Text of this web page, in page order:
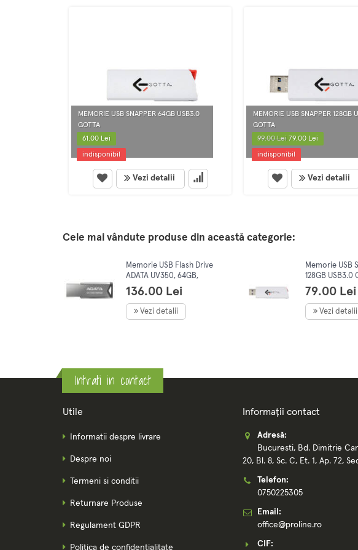
MEMORIE USB SNAPPER 64GB USB3.0
GOTTA
61.00 Lei
indisponibil
Vezi detalii
MEMORIE USB SNAPPER 128GB
GOTTA
99.00 Lei79.00 Lei
indisponibil
Vezi detalii
Cele mai vândute produse din această categorie:
Memorie USB Flash Drive
ADATA UV350, 64GB,
USB 3.2
136.00 Lei
Vezi detalii
Memorie USB
128GB USB3.0
79.00 Lei
Vezi detalii
Intrati in contact
Utile
Informatii despre livrare
Despre noi
Termeni si conditii
Returnare Produse
Regulament GDPR
Politica de confidentialitate
Informații contact
Adresă:
Bucuresti, Bd. Dimitrie
20, Bl. 8, Sc. C, Et. 1, Ap. 72,
Telefon:
0750225305
Email:
office@proline.ro
CIF: